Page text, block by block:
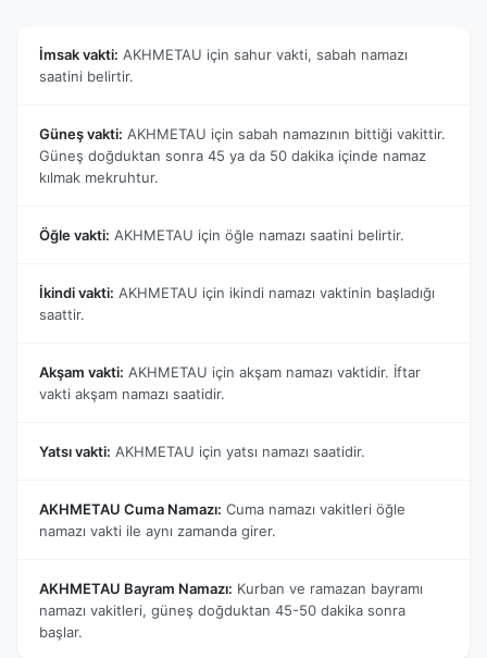
İmsak vakti: AKHMETAU için sahur vakti, sabah namazı
saatini belirtir.
Güneş vakti: AKHMETAU için sabah namazının bittiği vakittir.
Güneş doğduktan sonra 45 ya da 50 dakika içinde namaz
kılmak mekruhtur.
Öğle vakti: AKHMETAU için öğle namazı saatini belirtir.
İkindi vakti: AKHMETAU için ikindi namazı vaktinin başladığı
saattir.
Akşam vakti: AKHMETAU için akşam namazı vaktidir. İftar
vakti akşam namazı saatidir.
Yatsı vakti: AKHMETAU için yatsı namazı saatidir.
AKHMETAU Cuma Namazı: Cuma namazı vakitleri öğle
namazı vakti ile aynı zamanda girer.
AKHMETAU Bayram Namazı: Kurban ve ramazan bayramı
namazı vakitleri, güneş doğduktan 45-50 dakika sonra
başlar.